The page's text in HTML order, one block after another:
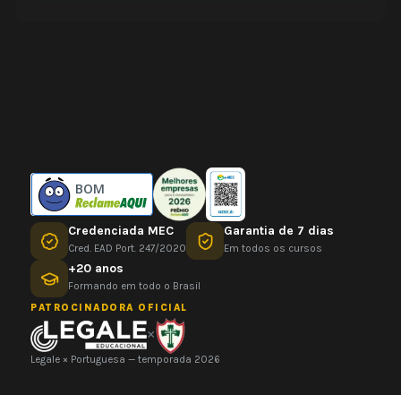
BOM
Credenciada MEC
Cred. EAD Port. 247/2020
Garantia de 7 dias
Em todos os cursos
+20 anos
Formando em todo o Brasil
PATROCINADORA OFICIAL
×
Legale × Portuguesa — temporada 2026